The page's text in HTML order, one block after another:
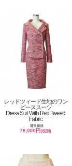
レッドツィード生地のワン
ピーススーツ
Dress Suit With Red Tweed
Fabric
通常価格
78,000円(税別)